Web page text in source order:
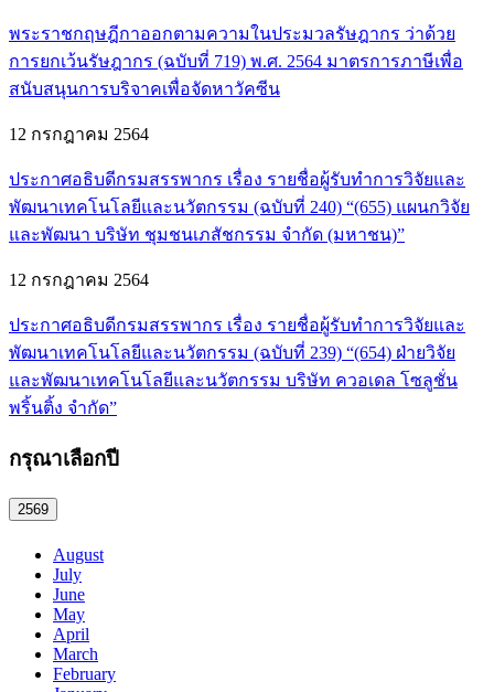
พระราชกฤษฎีกาออกตามความในประมวลรัษฎากร ว่าด้วย
การยกเว้นรัษฎากร (ฉบับที่ 719) พ.ศ. 2564 มาตรการภาษีเพื่อ
สนับสนุนการบริจาคเพื่อจัดหาวัคซีน
12 กรกฎาคม 2564
ประกาศอธิบดีกรมสรรพากร เรื่อง รายชื่อผู้รับทำการวิจัยและ
พัฒนาเทคโนโลยีและนวัตกรรม (ฉบับที่ 240) “(655) แผนกวิจัย
และพัฒนา บริษัท ชุมชนเภสัชกรรม จำกัด (มหาชน)”
12 กรกฎาคม 2564
ประกาศอธิบดีกรมสรรพากร เรื่อง รายชื่อผู้รับทำการวิจัยและ
พัฒนาเทคโนโลยีและนวัตกรรม (ฉบับที่ 239) “(654) ฝ่ายวิจัย
และพัฒนาเทคโนโลยีและนวัตกรรม บริษัท ควอเดล โซลูชั่น
พริ้นติ้ง จำกัด”
กรุณาเลือกปี
2569
August
July
June
May
April
March
February